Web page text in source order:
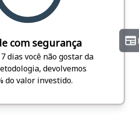
com segurança
dias você não gostar da
devolvemos
do valor investido.